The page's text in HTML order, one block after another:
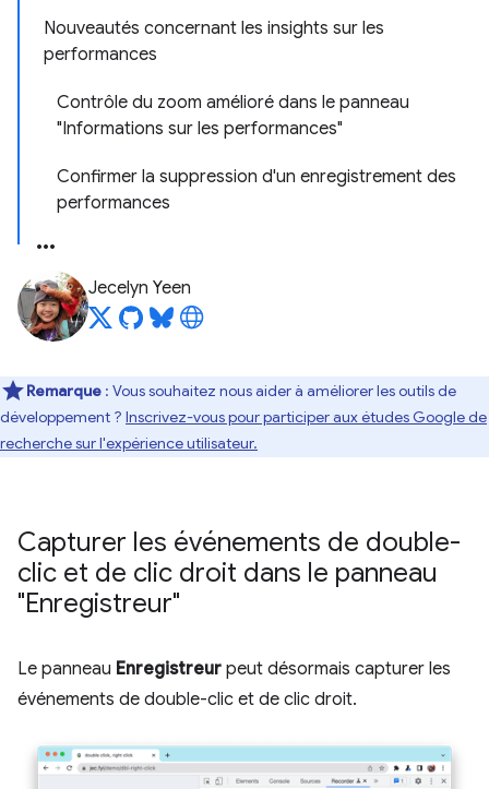
Nouveautés concernant les insights sur les
performances
Contrôle du zoom amélioré dans le panneau
"Informations sur les performances"
Confirmer la suppression d'un enregistrement des
performances
Jecelyn Yeen
Remarque : Vous souhaitez nous aider à améliorer les outils de
développement ? Inscrivez-vous pour participer aux études Google de
recherche sur l'expérience utilisateur.
Capturer les événements de double-
clic et de clic droit dans le panneau
"Enregistreur"
Le panneau Enregistreur peut désormais capturer les
événements de double-clic et de clic droit.